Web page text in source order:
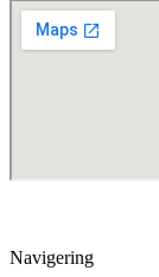
Navigering